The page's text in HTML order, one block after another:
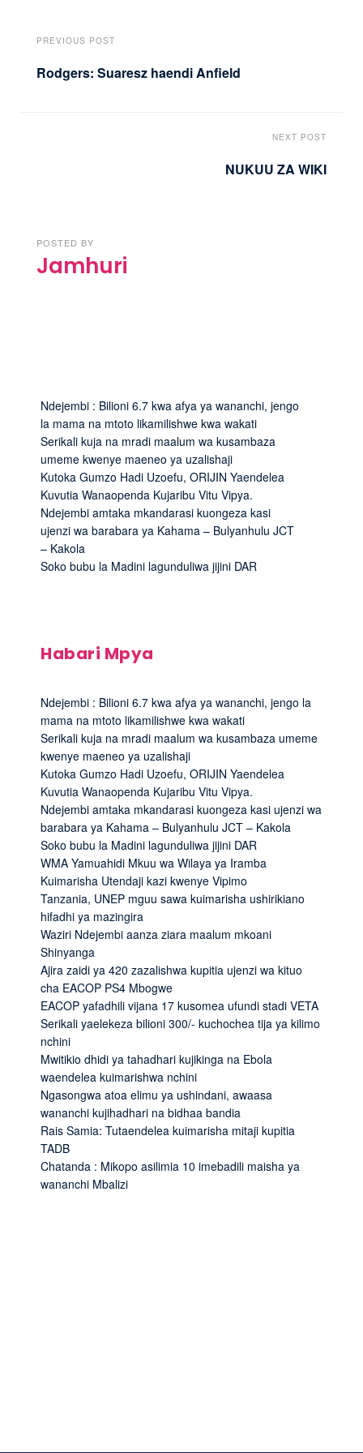
PREVIOUS POST
Rodgers: Suaresz haendi Anfield
NEXT POST
NUKUU ZA WIKI
POSTED BY
Jamhuri
Ndejembi : Bilioni 6.7 kwa afya ya wananchi, jengo
la mama na mtoto likamilishwe kwa wakati
Serikali kuja na mradi maalum wa kusambaza
umeme kwenye maeneo ya uzalishaji
Kutoka Gumzo Hadi Uzoefu, ORIJIN Yaendelea
Kuvutia Wanaopenda Kujaribu Vitu Vipya.
Ndejembi amtaka mkandarasi kuongeza kasi
ujenzi wa barabara ya Kahama – Bulyanhulu JCT
– Kakola
Soko bubu la Madini lagunduliwa jijini DAR
Habari Mpya
Ndejembi : Bilioni 6.7 kwa afya ya wananchi, jengo la
mama na mtoto likamilishwe kwa wakati
Serikali kuja na mradi maalum wa kusambaza umeme
kwenye maeneo ya uzalishaji
Kutoka Gumzo Hadi Uzoefu, ORIJIN Yaendelea
Kuvutia Wanaopenda Kujaribu Vitu Vipya.
Ndejembi amtaka mkandarasi kuongeza kasi ujenzi wa
barabara ya Kahama – Bulyanhulu JCT – Kakola
Soko bubu la Madini lagunduliwa jijini DAR
WMA Yamuahidi Mkuu wa Wilaya ya Iramba
Kuimarisha Utendaji kazi kwenye Vipimo
Tanzania, UNEP mguu sawa kuimarisha ushirikiano
hifadhi ya mazingira
Waziri Ndejembi aanza ziara maalum mkoani
Shinyanga
Ajira zaidi ya 420 zazalishwa kupitia ujenzi wa kituo
cha EACOP PS4 Mbogwe
EACOP yafadhili vijana 17 kusomea ufundi stadi VETA
Serikali yaelekeza bilioni 300/- kuchochea tija ya kilimo
nchini
Mwitikio dhidi ya tahadhari kujikinga na Ebola
waendelea kuimarishwa nchini
Ngasongwa atoa elimu ya ushindani, awaasa
wananchi kujihadhari na bidhaa bandia
Rais Samia: Tutaendelea kuimarisha mitaji kupitia
TADB
Chatanda : Mikopo asilimia 10 imebadili maisha ya
wananchi Mbalizi